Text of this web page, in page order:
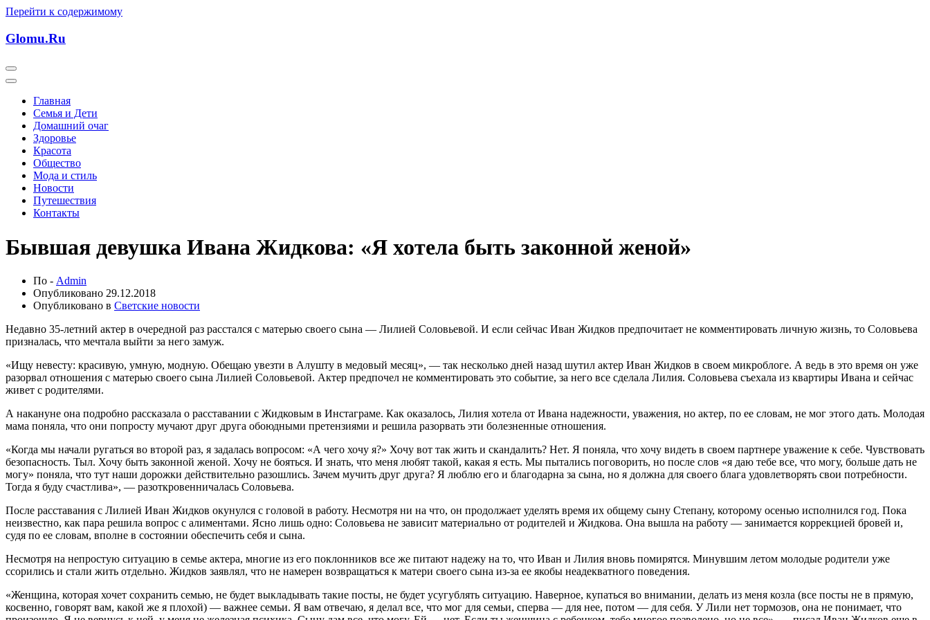
Перейти к содержимому
Glomu.Ru
Главная
Семья и Дети
Домашний очаг
Здоровье
Красота
Общество
Мода и стиль
Новости
Путешествия
Контакты
Бывшая девушка Ивана Жидкова: «Я хотела быть законной женой»
По - Admin
Опубликовано 29.12.2018
Опубликовано в Светские новости
Недавно 35-летний актер в очередной раз расстался с матерью своего сына — Лилией Соловьевой. И если сейчас Иван Жидков предпочитает не комментировать личную жизнь, то Соловьева
призналась, что мечтала выйти за него замуж.
«Ищу невесту: красивую, умную, модную. Обещаю увезти в Алушту в медовый месяц», — так несколько дней назад шутил актер Иван Жидков в своем микроблоге. А ведь в это время он уже
разорвал отношения с матерью своего сына Лилией Соловьевой. Актер предпочел не комментировать это событие, за него все сделала Лилия. Соловьева съехала из квартиры Ивана и сейчас
живет с родителями.
А накануне она подробно рассказала о расставании с Жидковым в Инстаграме. Как оказалось, Лилия хотела от Ивана надежности, уважения, но актер, по ее словам, не мог этого дать. Молодая
мама поняла, что они попросту мучают друг друга обоюдными претензиями и решила разорвать эти болезненные отношения.
«Когда мы начали ругаться во второй раз, я задалась вопросом: «А чего хочу я?» Хочу вот так жить и скандалить? Нет. Я поняла, что хочу видеть в своем партнере уважение к себе. Чувствовать
безопасность. Тыл. Хочу быть законной женой. Хочу не бояться. И знать, что меня любят такой, какая я есть. Мы пытались поговорить, но после слов «я даю тебе все, что могу, больше дать не
могу» поняла, что тут наши дорожки действительно разошлись. Зачем мучить друг друга? Я люблю его и благодарна за сына, но я должна для своего блага удовлетворять свои потребности.
Тогда я буду счастлива», — разоткровенничалась Соловьева.
После расставания с Лилией Иван Жидков окунулся с головой в работу. Несмотря ни на что, он продолжает уделять время их общему сыну Степану, которому осенью исполнился год. Пока
неизвестно, как пара решила вопрос с алиментами. Ясно лишь одно: Соловьева не зависит материально от родителей и Жидкова. Она вышла на работу — занимается коррекцией бровей и,
судя по ее словам, вполне в состоянии обеспечить себя и сына.
Несмотря на непростую ситуацию в семье актера, многие из его поклонников все же питают надежу на то, что Иван и Лилия вновь помирятся. Минувшим летом молодые родители уже
ссорились и стали жить отдельно. Жидков заявлял, что не намерен возвращаться к матери своего сына из-за ее якобы неадекватного поведения.
«Женщина, которая хочет сохранить семью, не будет выкладывать такие посты, не будет усугублять ситуацию. Наверное, купаться во внимании, делать из меня козла (все посты не в прямую,
косвенно, говорят вам, какой же я плохой) — важнее семьи. Я вам отвечаю, я делал все, что мог для семьи, сперва — для нее, потом — для себя. У Лили нет тормозов, она не понимает, что